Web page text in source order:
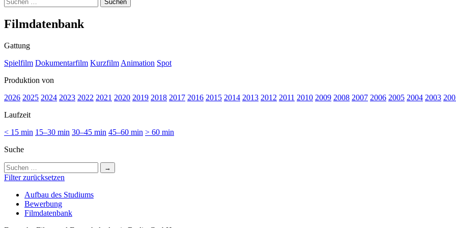
nach:
Film­da­ten­bank
Gattung
Spielfilm Dokumentarfilm Kurzfilm Animation Spot
Produktion von
2026 2025 2024 2023 2022 2021 2020 2019 2018 2017 2016 2015 2014 2013 2012 2011 2010 2009 2008 2007 2006 2005 2004 2003
Laufzeit
< 15 min 15–30 min 30–45 min 45–60 min > 60 min
Suche
Suchen
nach:
Filter zurücksetzen
Auf­bau des Stu­di­ums
Bewer­bung
Film­da­ten­bank